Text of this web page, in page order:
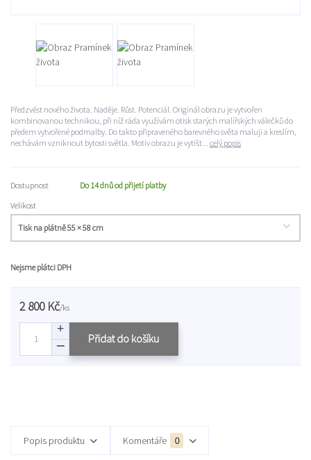
Předzvěst nového života. Naděje. Růst. Potenciál. Originál obrazu je vytvořen
kombinovanou technikou, při níž ráda využívám otisk starých malířských válečků do
předem vytvořené podmalby. Do takto připraveného barevného světa maluji a kreslím,
nechávám vzniknout bytosti světla. Motiv obrazu je vytišt... celý popis
Dostupnost
Do 14 dnů od přijetí platby
Velikost
Nejsme plátci DPH
2 800 Kč/ks
Přidat do košíku
Popis produktu Komentáře 0